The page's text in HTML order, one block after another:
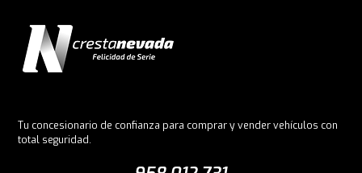
Tu concesionario de confianza para comprar y vender vehículos con
total seguridad.